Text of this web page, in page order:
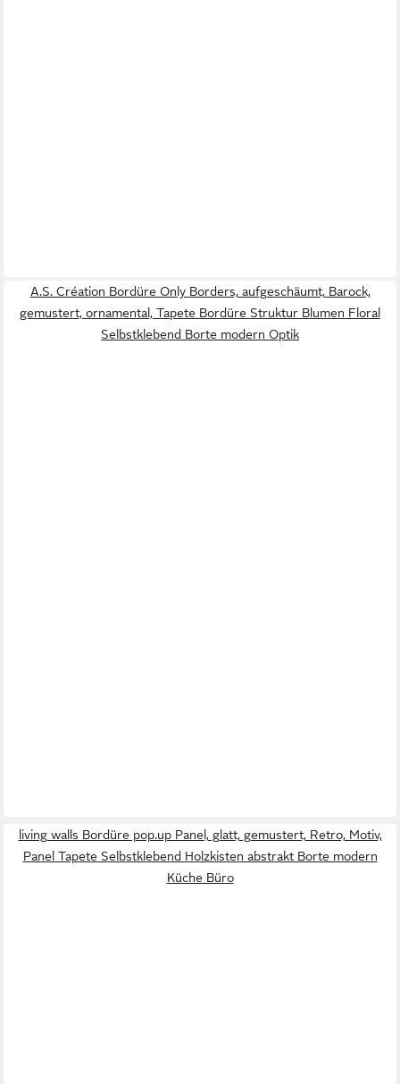
A.S. Création Bordüre Only Borders, aufgeschäumt, Barock,
gemustert, ornamental, Tapete Bordüre Struktur Blumen Floral
Selbstklebend Borte modern Optik
living walls Bordüre pop.up Panel, glatt, gemustert, Retro, Motiv,
Panel Tapete Selbstklebend Holzkisten abstrakt Borte modern
Küche Büro